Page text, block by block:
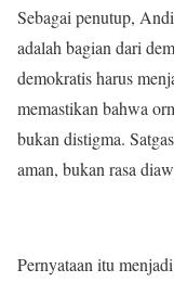
Sebagai penutup,
adalah bagian dari
demokratis harus
memastikan bahwa
bukan distigma.
aman, bukan rasa
Pernyataan itu